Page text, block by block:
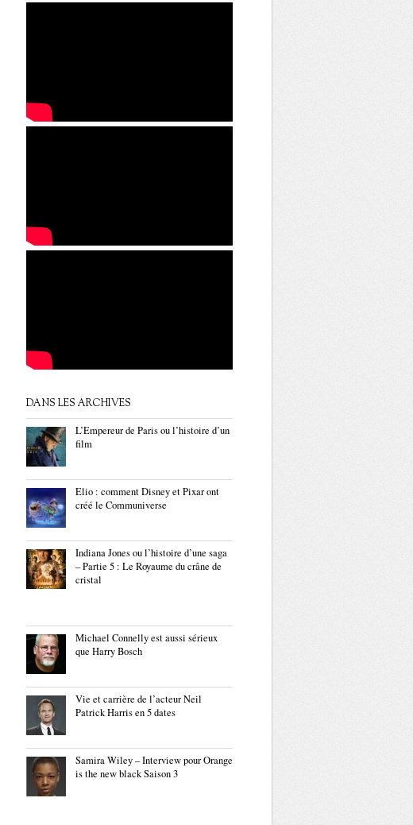
DANS LES ARCHIVES
L’Empereur de Paris ou l’histoire d’un
film
Elio : comment Disney et Pixar ont
créé le Communiverse
Indiana Jones ou l’histoire d’une saga
– Partie 5 : Le Royaume du crâne de
cristal
Michael Connelly est aussi sérieux
que Harry Bosch
Vie et carrière de l’acteur Neil
Patrick Harris en 5 dates
Samira Wiley – Interview pour Orange
is the new black Saison 3